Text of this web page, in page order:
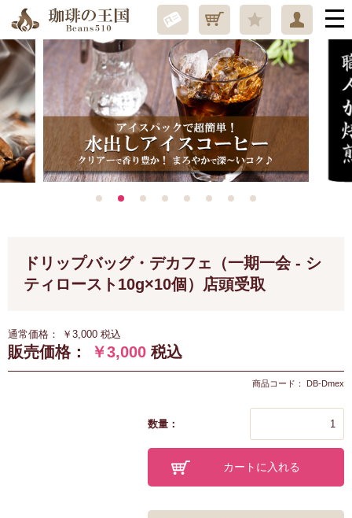
ドリップバッグ・デカフェ（一期一会 - シ
ティロースト10g×10個）店頭受取
通常価格： ￥3,000 税込
販売価格： ￥3,000 税込
商品コード： DB-Dmex
数量：
カートに入れる